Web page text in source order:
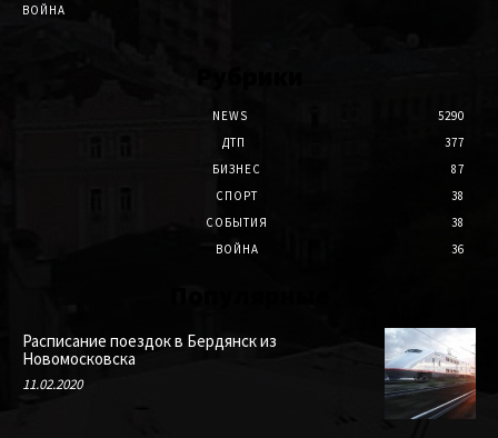
ВОЙНА
NEWS
5290
ДТП
377
БИЗНЕС
87
СПОРТ
38
СОБЫТИЯ
38
ВОЙНА
36
Расписание поездок в Бердянск из
Новомосковска
11.02.2020